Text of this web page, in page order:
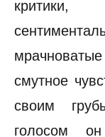
критики,
смутное
своим
голосом